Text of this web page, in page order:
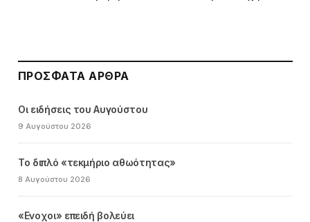
ΠΡΌΣΦΑΤΑ ΆΡΘΡΑ
Οι ειδήσεις του Αυγούστου
9 Αυγούστου 2026
Το διπλό «τεκμήριο αθωότητας»
8 Αυγούστου 2026
«Ενοχοι» επειδή βολεύει